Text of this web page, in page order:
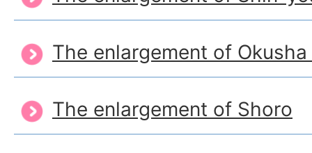
The enlargement of
The enlargement of Shoro